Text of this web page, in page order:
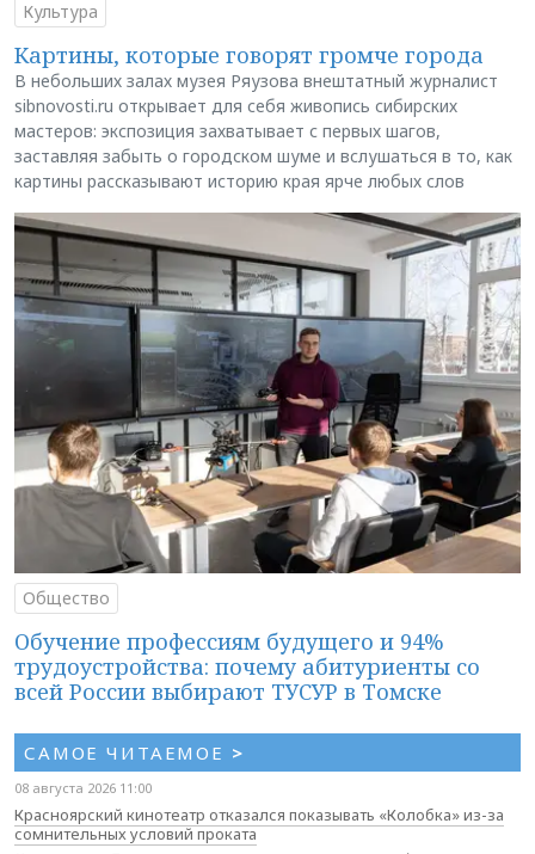
Культура
Картины, которые говорят громче города
В небольших залах музея Ряузова внештатный журналист
sibnovosti.ru открывает для себя живопись сибирских
мастеров: экспозиция захватывает с первых шагов,
заставляя забыть о городском шуме и вслушаться в то, как
картины рассказывают историю края ярче любых слов
Общество
Обучение профессиям будущего и 94%
трудоустройства: почему абитуриенты со
всей России выбирают ТУСУР в Томске
САМОЕ ЧИТАЕМОЕ >
08 августа 2026 11:00
Красноярский кинотеатр отказался показывать «Колобка» из-за
сомнительных условий проката